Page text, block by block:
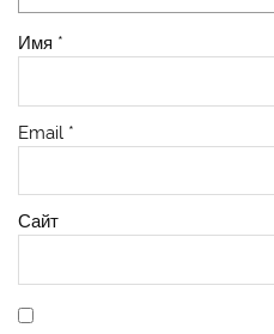
Имя *
Email *
Сайт